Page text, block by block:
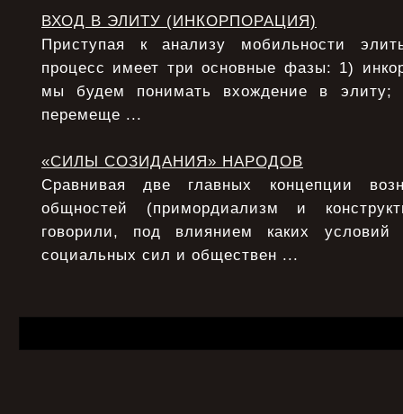
ВХОД В ЭЛИТУ (ИНКОРПОРАЦИЯ)
Приступая к анализу мобильности
процесс имеет три основные фазы: 1)
мы будем понимать вхождение в
перемеще ...
«СИЛЫ СОЗИДАНИЯ» НАРОДОВ
Сравнивая две главных концепции
общностей (примордиализм и
говорили, под влиянием каких
социальных сил и обществен ...